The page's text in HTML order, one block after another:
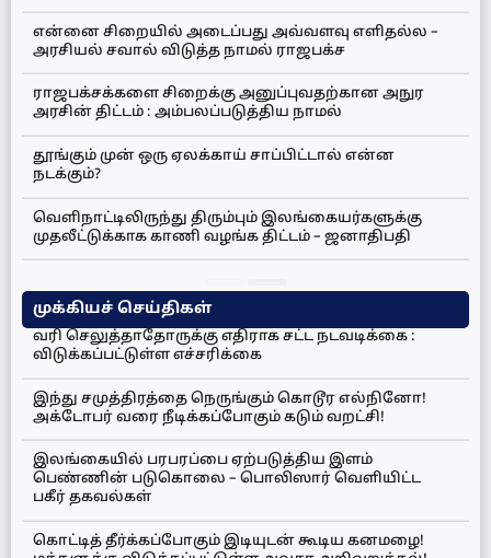
என்னை சிறையில் அடைப்பது அவ்வளவு எளிதல்ல –
அரசியல் சவால் விடுத்த நாமல் ராஜபக்ச
ராஜபக்சக்களை சிறைக்கு அனுப்புவதற்கான அநுர
அரசின் திட்டம் : அம்பலப்படுத்திய நாமல்
தூங்கும் முன் ஒரு ஏலக்காய் சாப்பிட்டால் என்ன
நடக்கும்?
வெளிநாட்டிலிருந்து திரும்பும் இலங்கையர்களுக்கு
முதலீட்டுக்காக காணி வழங்க திட்டம் – ஜனாதிபதி
முக்கியச் செய்திகள்
வரி செலுத்தாதோருக்கு எதிராக சட்ட நடவடிக்கை :
விடுக்கப்பட்டுள்ள எச்சரிக்கை
இந்து சமுத்திரத்தை நெருங்கும் கொடூர எல்நினோ!
அக்டோபர் வரை நீடிக்கப்போகும் கடும் வறட்சி!
இலங்கையில் பரபரப்பை ஏற்படுத்திய இளம்
பெண்ணின் படுகொலை – பொலிஸார் வெளியிட்ட
பகீர் தகவல்கள்
கொட்டித் தீர்க்கப்போகும் இடியுடன் கூடிய கனமழை!